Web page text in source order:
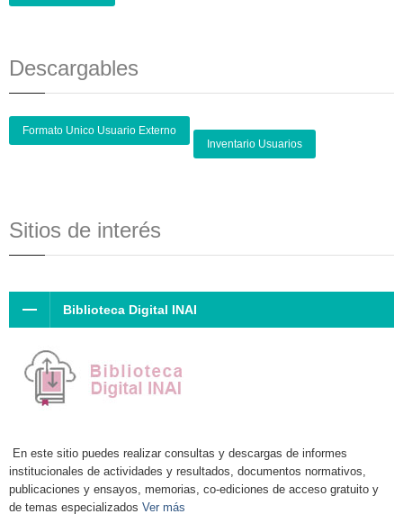
Descargables
Formato Unico Usuario Externo
Inventario Usuarios
Sitios de interés
Biblioteca Digital INAI
En este sitio puedes realizar consultas y descargas de informes
institucionales de actividades y resultados, documentos normativos,
publicaciones y ensayos, memorias, co-ediciones de acceso gratuito y
de temas especializados Ver más